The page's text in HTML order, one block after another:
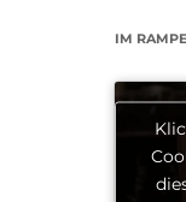
IM